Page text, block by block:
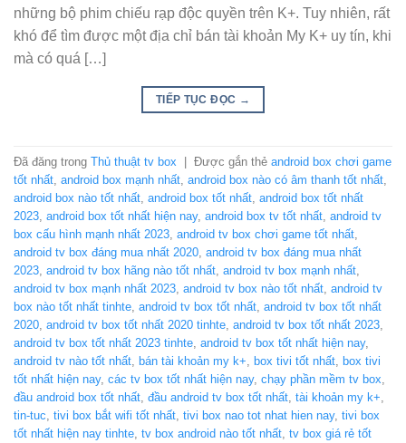
những bộ phim chiếu rạp độc quyền trên K+. Tuy nhiên, rất
khó để tìm được một địa chỉ bán tài khoản My K+ uy tín, khi
mà có quá […]
TIẾP TỤC ĐỌC →
Đã đăng trong Thủ thuật tv box | Được gắn thẻ android box chơi game
tốt nhất android box mạnh nhất android box nào có âm thanh tốt nhất
android box nào tốt nhất android box tốt nhất android box tốt nhất
2023 android box tốt nhất hiện nay, android box tv tốt nhất android tv
box cấu hình mạnh nhất 2023 android tv box chơi game tốt nhất
android tv box đáng mua nhất 2020 android tv box đáng mua nhất
2023 android tv box hãng nào tốt nhất android tv box mạnh nhất
android tv box mạnh nhất 2023 android tv box nào tốt nhất android tv
box nào tốt nhất tinhte android tv box tốt nhất android tv box tốt nhất
2020 android tv box tốt nhất 2020 tinhte android tv box tốt nhất 2023
android tv box tốt nhất 2023 tinhte android tv box tốt nhất hiện nay,
android tv nào tốt nhất bán tài khoản my k+ box tivi tốt nhất box tivi
tốt nhất hiện nay, các tv box tốt nhất hiện nay, chạy phần mềm tv box
đầu android box tốt nhất đầu android tv box tốt nhất tài khoản my k+
tin-tuc tivi box bắt wifi tốt nhất tivi box nao tot nhat hien nay, tivi box
tốt nhất hiện nay tinhte tv box android nào tốt nhất tv box giá rẻ tốt